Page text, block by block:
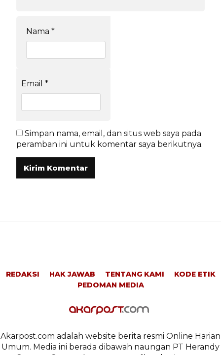
Nama *
Email *
Simpan nama, email, dan situs web saya pada
peramban ini untuk komentar saya berikutnya.
REDAKSI HAK JAWAB TENTANG KAMI
KODE ETIK
PEDOMAN MEDIA
Akarpost.com adalah website berita resmi Online Harian
Umum. Media ini berada dibawah naungan PT Herandy